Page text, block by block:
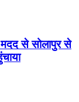
मदद से सोलापुर से